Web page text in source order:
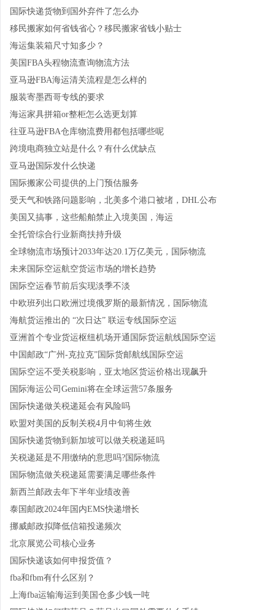
国际快递货物到国外弃件了怎么办
移民搬家如何省钱省心？移民搬家省钱小贴士
海运集装箱尺寸知多少？
美国FBA头程物流查询物流方法
亚马逊FBA海运清关流程是怎么样的
服装寄墨西哥专线的要求
海运家具拼箱or整柜怎么选更划算
往亚马逊FBA仓库物流费用都包括哪些呢
跨境电商独立站是什么？有什么优缺点
亚马逊国际发什么快递
国际搬家公司提供的上门预估服务
受天气和铁路问题影响，北美多个港口被堵，DHL公布
美国又搞事，这些船舶禁止入境美国，海运
全托管综合行业新商扶持升级
全球物流市场预计2033年达20.1万亿美元，国际物流
未来国际空运航空货运市场的增长趋势
国际空运春节前后实现淡季不淡
中欧班列出口欧洲过境俄罗斯的最新情况，国际物流
海航货运推出的 “次日达” 联运专线国际空运
亚洲首个专业货运枢纽机场开通国际货运航线国际空运
中国邮政“广州-克拉克”国际货邮航线国际空运
国际空运不受关税影响，亚太地区货运价格出现飙升
国际海运公司Gemini将在全球运营57条服务
国际快递做关税递延会有风险吗
欧盟对美国的反制关税4月中旬将生效
国际快递货物到新加坡可以做关税递延吗
关税递延是不用缴纳的意思吗?国际物流
国际物流做关税递延需要满足哪些条件
新西兰邮政去年下半年业绩改善
泰国邮政2024年国内EMS快递增长
挪威邮政拟降低信箱投递频次
北京展览公司核心业务
国际快递该如何申报货值？
fba和fbm有什么区别？
上海fba运输海运到美国仓多少钱一吨